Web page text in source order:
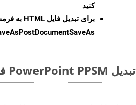
کنید
برای تبدیل فایل HTML به فرمت
تبدیل PowerPoint PPSM فایل‌ها به صورت آنلاین: روشی سریع و آسان